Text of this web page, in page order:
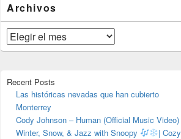
área
de
widget
barra
lateral
Archivos
Archivos
Recent Posts
Las históricas nevadas que han cubierto
Monterrey
Cody Johnson – Human (Official Music Video)
Winter, Snow, & Jazz with Snoopy
| Cozy